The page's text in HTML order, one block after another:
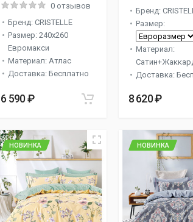
0 отзывов
Бренд: CRISTELLE
Размер: 240x260
Евромакси
Материал: Атлас
Доставка: Бесплатно
6 590 ₽
Бренд:
Размер:
Материал:
Доставка:
8 620 ₽
НОВИНКА НОВИНКА